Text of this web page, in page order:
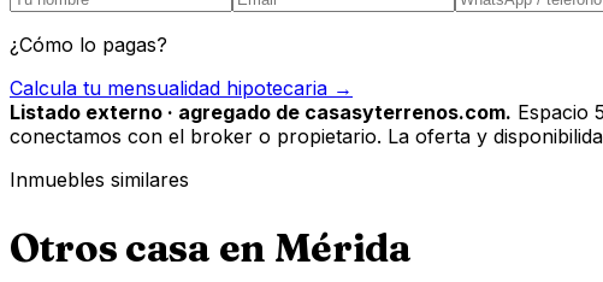
¿Cómo lo pagas?
Calcula tu mensualidad hipotecaria →
Listado externo · agregado de casasyterrenos.com. Espacio
conectamos con el broker o propietario. La oferta y
Inmuebles similares
Otros casa en Mérida